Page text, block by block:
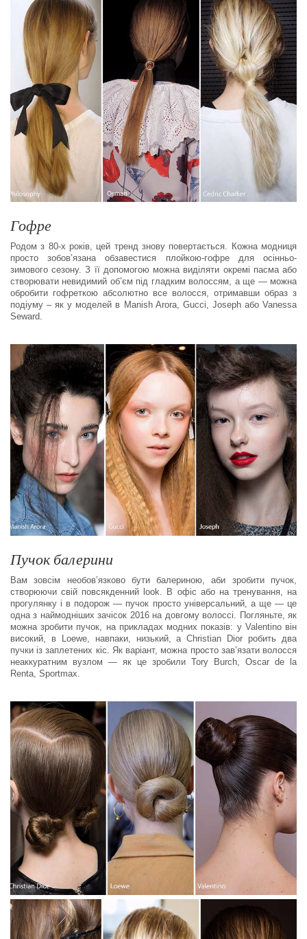
Гофре
Родом з 80-х років, цей тренд знову повертається. Кожна модниця
просто зобов’язана обзавестися плойкою-гофре для осінньо-
зимового сезону. З її допомогою можна виділяти окремі пасма або
створювати невидимий об’єм під гладким волоссям, а ще — можна
обробити гофреткою абсолютно все волосся, отримавши образ з
подіуму – як у моделей в Manish Arora, Gucci, Joseph або Vanessa
Seward.
Пучок балерини
Вам зовсім необов’язково бути балериною, аби зробити пучок,
створюючи свій повсякденний look. В офіс або на тренування, на
прогулянку і в подорож — пучок просто універсальний, а ще — це
одна з наймодніших зачісок 2016 на довгому волоссі. Погляньте, як
можна зробити пучок, на прикладах модних показів: у Valentino він
високий, в Loewe, навпаки, низький, а Christian Dior робить два
пучки із заплетених кіс. Як варіант, можна просто зав’язати волосся
неаккуратним вузлом — як це зробили Tory Burch, Oscar de la
Renta, Sportmax.